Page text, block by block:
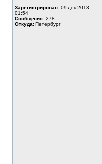
Зарегистрирован: 09 дек 2013
01:54
Сообщения: 278
Откуда: Петербург